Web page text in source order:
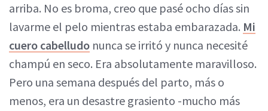
arriba. No es broma, creo que pasé ocho días sin
lavarme el pelo mientras estaba embarazada. Mi
cuero cabelludo nunca se irritó y nunca necesité
champú en seco. Era absolutamente maravilloso.
Pero una semana después del parto, más o
menos, era un desastre grasiento -mucho más